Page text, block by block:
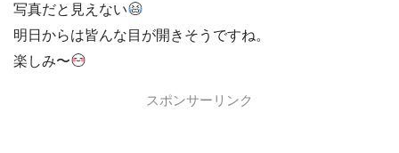
写真だと見えない
明日からは皆んな目が開きそうですね。
楽しみ〜
スポンサーリンク